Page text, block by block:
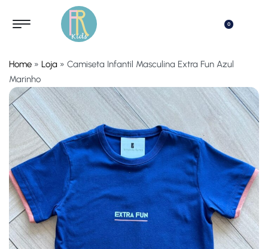
0
Home » Loja » Camiseta Infantil Masculina Extra Fun Azul
Marinho